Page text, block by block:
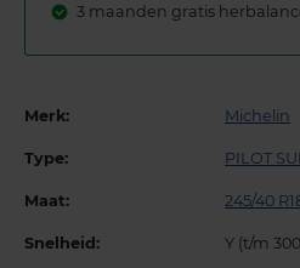
3 maanden gratis
Merk: Michelin
Type: PILOT
Maat: 245/40
Snelheid: Y (t/m